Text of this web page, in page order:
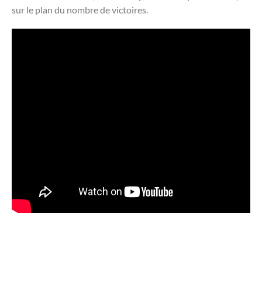
sur le plan du nombre de victoires.